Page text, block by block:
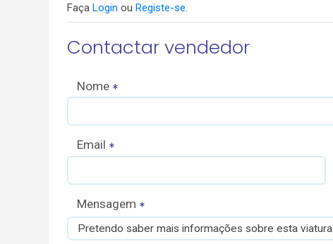
Faça Login ou Registe-se.
Contactar vendedor
Nome
Email
Mensagem
Pretendo saber mais informações sobre esta viatura.